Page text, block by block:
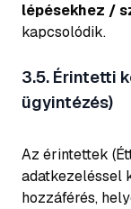
lépésekhez /
kapcsolódik.
3.5. Érintetti
ügyintézés)
Az érintettek
adatkezeléssel
hozzáférés,